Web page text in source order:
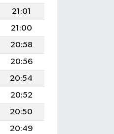
21:01
21:00
20:58
20:56
20:54
20:52
20:50
20:49